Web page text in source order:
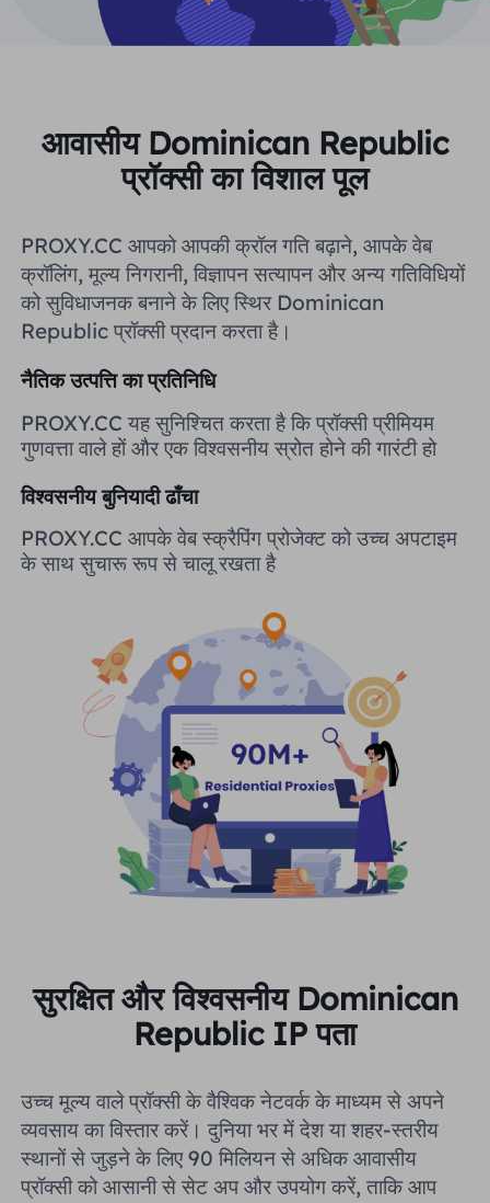
वेब स्क्रैपिंग और क्रॉलिंग
संयुक्त राज्य अमेरिका
यूनाइटेड किंगडम
ब्राज़िल
अधिक एकीकरण
उपयोगकर्ता गाइड
अधिक एकीकरण
Việt Nam
Indonesia
Русский
हिंदी
Português
आवासीय Dominican Republic
प्रॉक्सी का विशाल पूल
PROXY.CC आपको आपकी क्रॉल गति बढ़ाने, आपके वेब
क्रॉलिंग, मूल्य निगरानी, ​​विज्ञापन सत्यापन और अन्य गतिविधियों
को सुविधाजनक बनाने के लिए स्थिर Dominican
Republic प्रॉक्सी प्रदान करता है।
नैतिक उत्पत्ति का प्रतिनिधि
PROXY.CC यह सुनिश्चित करता है कि प्रॉक्सी प्रीमियम
गुणवत्ता वाले हों और एक विश्वसनीय स्रोत होने की गारंटी हो
विश्वसनीय बुनियादी ढाँचा
PROXY.CC आपके वेब स्क्रैपिंग प्रोजेक्ट को उच्च अपटाइम
के साथ सुचारू रूप से चालू रखता है
सुरक्षित और विश्वसनीय Dominican
Republic IP पता
उच्च मूल्य वाले प्रॉक्सी के वैश्विक नेटवर्क के माध्यम से अपने
व्यवसाय का विस्तार करें। दुनिया भर में देश या शहर-स्तरीय
स्थानों से जुड़ने के लिए 90 मिलियन से अधिक आवासीय
प्रॉक्सी को आसानी से सेट अप और उपयोग करें, ताकि आप